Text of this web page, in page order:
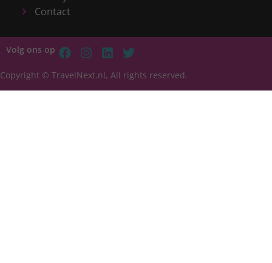
Contact
Volg ons op
Copyright © TravelNext.nl, All rights reserved.